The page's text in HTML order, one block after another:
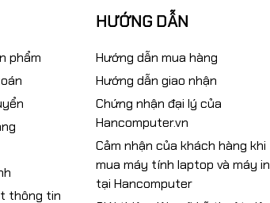
phẩm
thông tin
HƯỚNG DẪN
Hướng dẫn mua hàng
Hướng dẫn giao nhận
Chứng nhận đại lý của
Hancomputer.vn
Cảm nhận của khách hàng khi
mua máy tính laptop và máy in
tại Hancomputer